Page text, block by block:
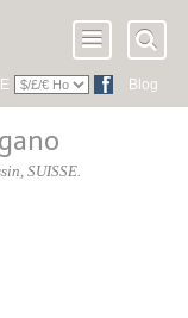
Blog
, SUISSE.